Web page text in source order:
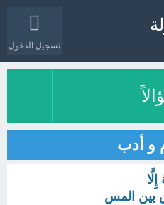
تسجيل الدخول
و أدب
بين المس